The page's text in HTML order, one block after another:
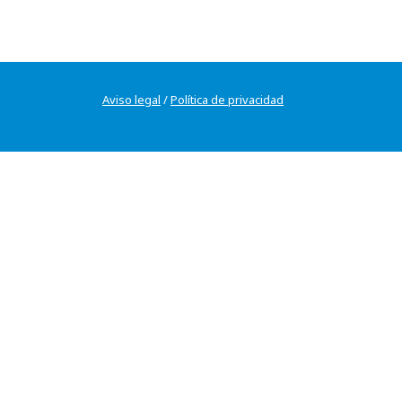
Aviso legal /Política de privacidad